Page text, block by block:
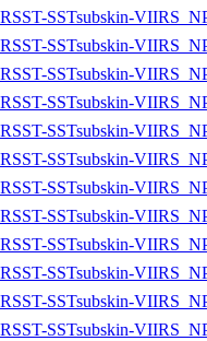
SSTsubskin-
SSTsubskin-
SSTsubskin-
SSTsubskin-
SSTsubskin-
SSTsubskin-
SSTsubskin-
SSTsubskin-
SSTsubskin-
SSTsubskin-
SSTsubskin-
SSTsubskin-